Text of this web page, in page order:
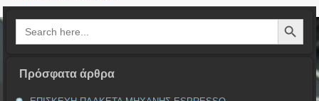
Search
for:
Search Button
Πρόσφατα άρθρα